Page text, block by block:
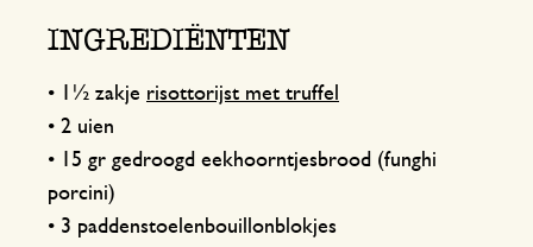
INGREDIËNTEN
• 1½ zakje risottorijst met truffel
• 2 uien
• 15 gr gedroogd eekhoorntjesbrood (funghi
porcini)
• 3 paddenstoelenbouillonblokjes